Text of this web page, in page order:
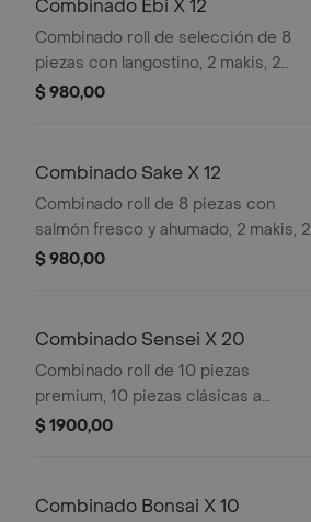
Combinado Ebi X 12
Combinado roll de selección de 8
piezas con langostino, 2 makis, 2
niguiris, salsa de soja, wasabi,
$ 980,00
Combinado Sake X 12
Combinado roll de 8 piezas con
salmón fresco y ahumado, 2 makis, 2
niguiris, salsa de soja, wasabi,
$ 980,00
Combinado Sensei X 20
Combinado roll de 10 piezas
premium, 10 piezas clásicas a
elección del sushi man, salsa de soja,
$ 1900,00
Combinado Bonsai X 10